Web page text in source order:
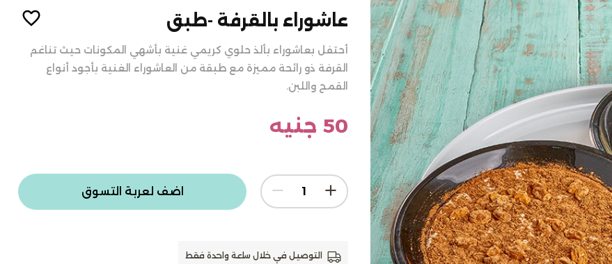
عاشوراء بالقرفة -طبق
أحتفل بعاشوراء بألذ حلوي كريمي غنية بأشهي المكونات حيث تناغم
القرفة ذو رائحة مميزة مع طبقة من العاشوراء الغنية بأجود أنواع
القمح واللبن.
50 جنيه
اضف لعربة التسوق
التوصيل في خلال ساعة واحدة فقط